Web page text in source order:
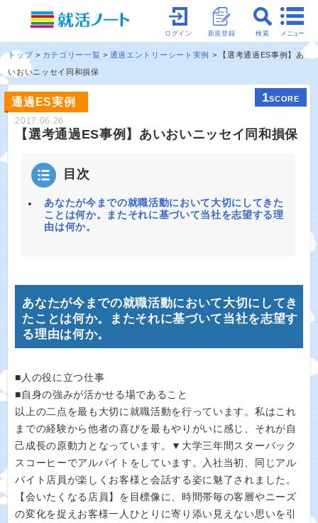
メニュー
検索
新規登録
ログイン
トップ カテゴリー一覧 通過エントリーシート実例
【選考通過ES事例】あ
いおいニッセイ同和損保
通過ES実例 1SCORE
2017.06.26
【選考通過ES事例】あいおいニッセイ同和損保
目次
あなたが今までの就職活動において大切にしてきた
ことは何か。またそれに基づいて当社を志望する理
由は何か。
あなたが今までの就職活動において大切にしてき
たことは何か。またそれに基づいて当社を志望す
る理由は何か。
■人の役に立つ仕事
■自身の強みが活かせる場であること
以上の二点を最も大切に就職活動を行っています。私はこれ
までの経験から他者の喜びを最もやりがいに感じ、それが自
己成長の原動力となっています。▼大学三年間スターバック
スコーヒーでアルバイトをしています。入社当初、同じアル
バイト店員が楽しくお客様と会話する姿に魅了されました。
【会いたくなる店員】を目標像に、時間帯毎の客層やニーズ
の変化を捉えお客様一人ひとりに寄り添い見えない思いを引